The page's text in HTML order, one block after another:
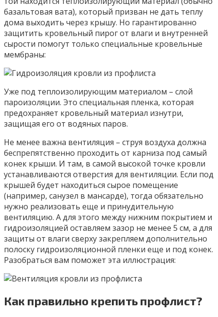
базальтовая вата), который призван не дать теплу
дома выходить через крышу. Но гарантированно
защитить кровельный пирог от влаги и внутренней
сырости помогут только специальные кровельные
мембраны:
Уже под теплоизолирующим материалом – слой
пароизоляции. Это специальная пленка, которая
предохраняет кровельный материал изнутри,
защищая его от водяных паров.
Не менее важна вентиляция – струя воздуха должна
беспрепятственно проходить от карниза под самый
конек крыши. И там, в самой высокой точке кровли
устанавливаются отверстия для вентиляции. Если под
крышей будет находиться сырое помещение
(например, санузел в мансарде), тогда обязательно
нужно реализовать еще и принудительную
вентиляцию. А для этого между нижним покрытием и
гидроизоляцией оставляем зазор не менее 5 см, а для
защиты от влаги сверху закрепляем дополнительно
полоску гидроизоляционной пленки еще и под конек.
Разобраться вам поможет эта иллюстрация:
Как правильно крепить профлист?